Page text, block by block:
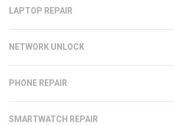
LAPTOP REPAIR
NETWORK UNLOCK
PHONE REPAIR
SMARTWATCH REPAIR